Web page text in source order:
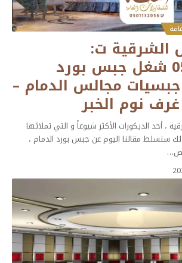
الشرقية ت:
0501132056 شغل جبس بورد
مجالس الدمام –
نوم الخبر
، أحد الديكورات الأكثر شيوعاً و التي تملائها
سنسلط مقالنا اليوم عن جبس بورد الدمام ،
…